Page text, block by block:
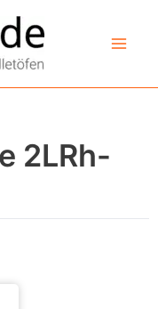
2LRh-